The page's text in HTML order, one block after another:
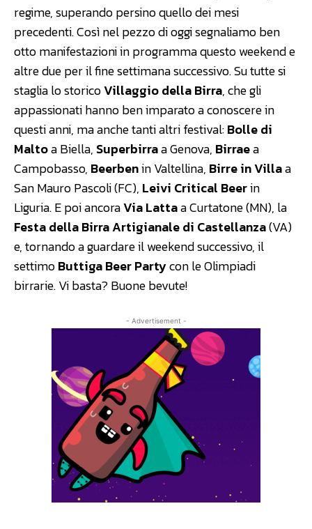
regime, superando persino quello dei mesi
precedenti. Così nel pezzo di oggi segnaliamo ben
otto manifestazioni in programma questo weekend e
altre due per il fine settimana successivo. Su tutte si
staglia lo storicoVillaggio della Birra, che gli
appassionati hanno ben imparato a conoscere in
questi anni, ma anche tanti altri festival:Bolle di
Maltoa Biella, Superbirraa Genova, Birraea
Campobasso, Beerbenin Valtellina, Birre in Villaa
San Mauro Pascoli (FC), Leivi Critical Beerin
Liguria. E poi ancoraVia Lattaa Curtatone (MN), la
Festa della Birra Artigianale di Castellanza(VA)
e, tornando a guardare il weekend successivo, il
settimoButtiga Beer Partycon le Olimpiadi
birrarie. Vi basta? Buone bevute!
- Advertisement -